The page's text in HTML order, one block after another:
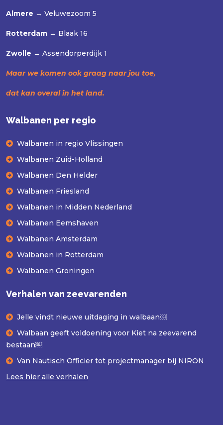
Almere → Veluwezoom 5
Rotterdam → Blaak 16
Zwolle → Assendorperdijk 1
Maar we komen ook graag naar jou toe,
dat kan overal in het land.
Walbanen per regio
Walbanen in regio Vlissingen
Walbanen Zuid-Holland
Walbanen Den Helder
Walbanen Friesland
Walbanen in Midden Nederland
Walbanen Eemshaven
Walbanen Amsterdam
Walbanen in Rotterdam
Walbanen Groningen
Verhalen van zeevarenden
Jelle vindt nieuwe uitdaging in walbaan￼
Walbaan geeft voldoening voor Kiet na zeevarend
bestaan￼
Van Nautisch Officier tot projectmanager bij NIRON
Lees hier alle verhalen